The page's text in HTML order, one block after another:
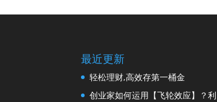
最近更新
轻松理财,高效存第一桶金
创业家如何运用【飞轮效应】？利